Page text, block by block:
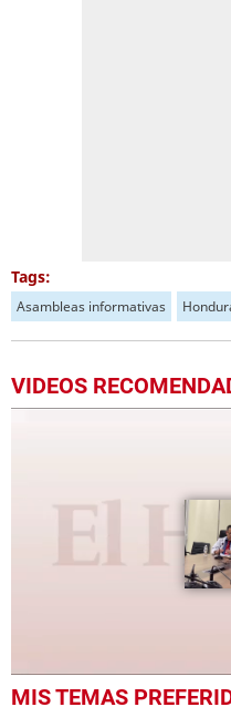
Tags:
Asambleas informativas
VIDEOS
seconds
MIS TEMAS